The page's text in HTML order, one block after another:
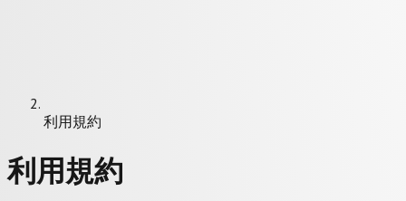
利用規約
利用規約